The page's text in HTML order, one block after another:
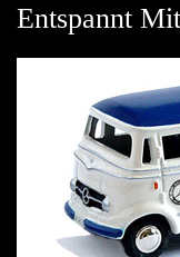
Entspannt